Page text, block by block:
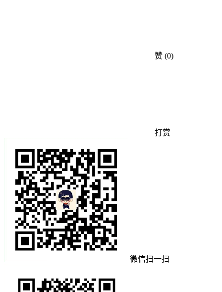
赞 (0)
打赏
微信扫一扫